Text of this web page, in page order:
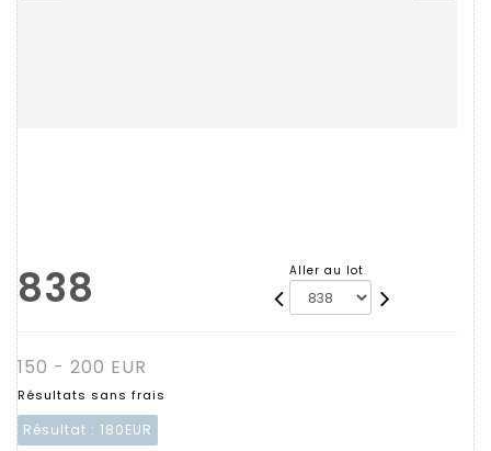
838 Aller au lot
150 - 200 EUR
Résultats sans frais
Résultat : 180EUR